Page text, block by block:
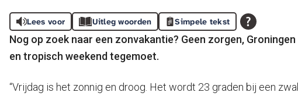
Lees voor Uitleg woorden Simpele tekst
Nog op zoek naar een zonvakantie? Geen zorgen,
en tropisch weekend tegemoet.
“Vrijdag is het zonnig en droog. Het wordt 23 graden bij een